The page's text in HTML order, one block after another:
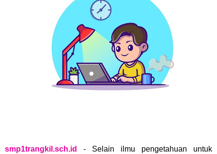
smp1trangkil.sch.id
- Selain ilmu pengetahuan untuk